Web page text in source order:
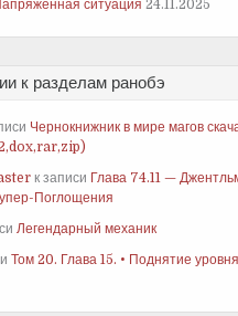
ситуация 24.11.2025
к разделам ранобэ
Чернокнижник в мире магов
к записи Глава 74.11 —
Поглощения
Легендарный механик
Том 20. Глава 15. • Поднятие